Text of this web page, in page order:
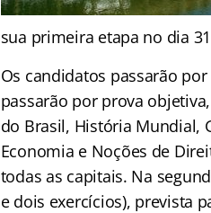
sua primeira etapa no dia
Os candidatos passarão
passarão por prova
do Brasil, História Mundial,
Economia e Noções de
todas as capitais. Na
e dois exercícios), prevista